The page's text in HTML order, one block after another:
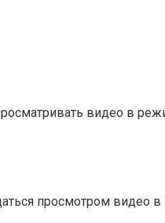
видео в
просмотром видео